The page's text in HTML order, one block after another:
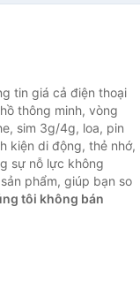
tin giá cả điện thoại
thông minh, vòng
sim 3g/4g, loa, pin
kiện di động, thẻ nhớ,
sự nỗ lực không
phẩm, giúp bạn so
tôi không bán